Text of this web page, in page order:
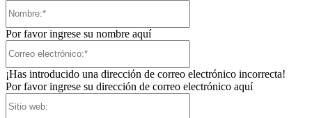
Por favor ingrese su nombre aquí
¡Has introducido una dirección de correo electrónico incorrecta!
Por favor ingrese su dirección de correo electrónico aquí